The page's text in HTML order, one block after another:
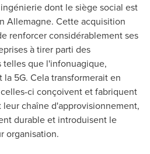
dont le siège social est
Allemagne. Cette acquisition
renforcer considérablement ses
à tirer parti des
que l'infonuagique,
5G. Cela transformerait en
ci conçoivent et fabriquent
chaîne d'approvisionnement,
durable et introduisent le
organisation.